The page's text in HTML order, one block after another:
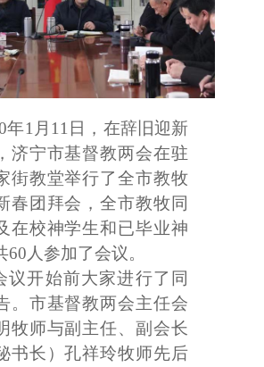
年1月11日，在辞旧迎新
济宁市基督教两会在驻
街教堂举行了全市教牧
春团拜会，全市教牧同
在校神学生和已毕业神
60人参加了会议。
议开始前大家进行了同
。市基督教两会主任会
牧师与副主任、副会长
书长）孔祥玲牧师先后